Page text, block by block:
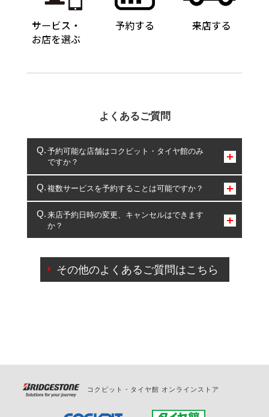
よくあるご質問
予約可能な店舗はコクピット・タイヤ館のみ
ですか？
コクピット・タイヤ館のみとなります。
複数サービスを予約することは可能ですか？
複数サービスのご予約は可能です。
一部の商品・サービスの組み合わせに限り、同時にご予約が
出来ないものもございます。
来店予約日時の変更、キャンセルはできます
か？
ご来店予約日の3営業日前を過ぎている場合のご予約
の日時変更につきましては、直接ご予約の店舗まで
その他のよくあるご質問はこちら
コクピット・タイヤ館 オンラインストア